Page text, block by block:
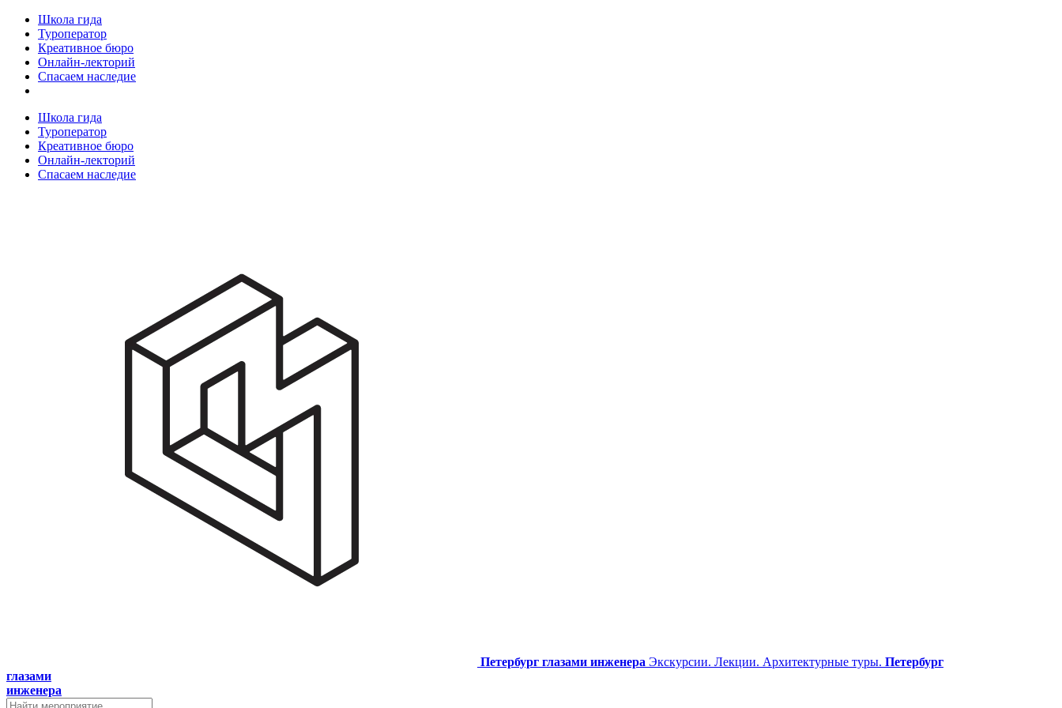
Школа гида
Туроператор
Креативное бюро
Онлайн-лекторий
Спасаем наследие
Школа гида
Туроператор
Креативное бюро
Онлайн-лекторий
Спасаем наследие
Петербург глазами инженера Экскурсии. Лекции. Архитектурные туры. Петербург
глазами
инженера